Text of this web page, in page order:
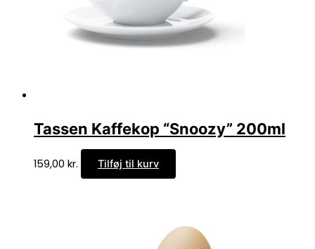
Tassen Kaffekop “Snoozy” 200ml
159,00 kr. Tilføj til kurv